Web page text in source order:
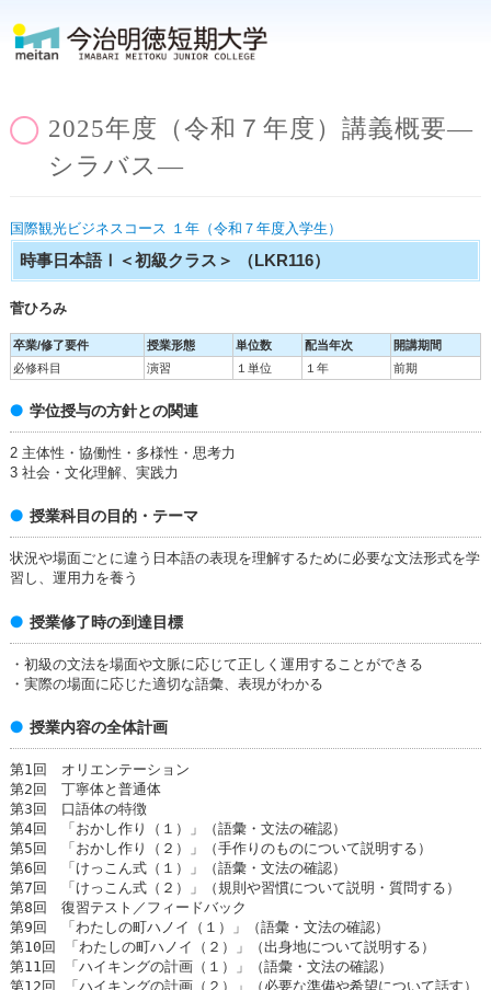
2025年度（令和７年度）講義概要―
シラバス―
国際観光ビジネスコース １年（令和７年度入学生）
時事日本語Ⅰ＜初級クラス＞ （LKR116）
菅ひろみ
卒業/修了要件 授業形態 単位数 配当年次
開講期間
必修科目
演習 １単位 １年 前期
学位授与の方針との関連
2 主体性・協働性・多様性・思考力
3 社会・文化理解、実践力
授業科目の目的・テーマ
状況や場面ごとに違う日本語の表現を理解するために必要な文法形式を学
習し、運用力を養う
授業修了時の到達目標
・初級の文法を場面や文脈に応じて正しく運用することができる
・実際の場面に応じた適切な語彙、表現がわかる
授業内容の全体計画
第1回 オリエンテーション
第2回 丁寧体と普通体
第3回 口語体の特徴
第4回 「おかし作り（１）」（語彙・文法の確認）
第5回 「おかし作り（２）」（手作りのものについて説明する）
第6回 「けっこん式（１）」（語彙・文法の確認）
第7回 「けっこん式（２）」（規則や習慣について説明・質問する）
第8回 復習テスト／フィードバック
第9回 「わたしの町ハノイ（１）」（語彙・文法の確認）
第10回 「わたしの町ハノイ（２）」（出身地について説明する）
第11回 「ハイキングの計画（１）」（語彙・文法の確認）
第12回 「ハイキングの計画（２）」（必要な準備や希望について話す）